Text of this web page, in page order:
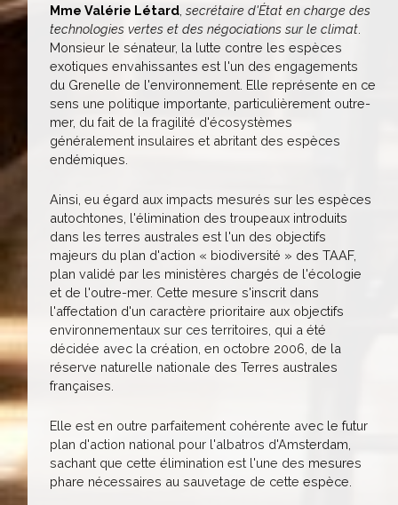
Mme Valérie Létard secrétaire d'État en charge des
technologies vertes et des négociations sur le climat
Monsieur le sénateur, la lutte contre les espèces
exotiques envahissantes est l'un des engagements
du Grenelle de l'environnement. Elle représente en ce
sens une politique importante, particulièrement outre-
mer, du fait de la fragilité d'écosystèmes
généralement insulaires et abritant des espèces
endémiques.
Ainsi, eu égard aux impacts mesurés sur les espèces
autochtones, l'élimination des troupeaux introduits
dans les terres australes est l'un des objectifs
majeurs du plan d'action « biodiversité » des TAAF,
plan validé par les ministères chargés de l'écologie
et de l'outre-mer. Cette mesure s'inscrit dans
l'affectation d'un caractère prioritaire aux objectifs
environnementaux sur ces territoires, qui a été
décidée avec la création, en octobre 2006, de la
réserve naturelle nationale des Terres australes
françaises.
Elle est en outre parfaitement cohérente avec le futur
plan d'action national pour l'albatros d'Amsterdam,
sachant que cette élimination est l'une des mesures
phare nécessaires au sauvetage de cette espèce.